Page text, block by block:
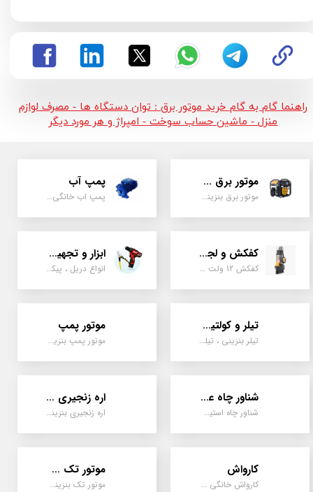
راهنما گام به گام خرید موتور برق : توان دستگاه ها - مصرف لوازم
منزل - ماشین حساب سوخت - امپراژ و هر مورد دیگر
موتور برق و ژنراتور
موتور برق بنزینی، دیزلی ، گازی ، سه گانه سوز
پمپ آب
پمپ اب خانگی، بشقابی ، جتی ، دو پروانه کشاورزی
کفکش و لجن کش
کفکش 12 ولت ، 220 ولت ، یک اینچ به بالا لجن کش کاتردار، لجن کش چدنی
ابزار و تجهیزات
انواع دریل ، پیکور، ابزارالات، سیل مکانیکی، قطعات پمپ
تیلر و کولتیواتور
تیلر بنزینی ، تیلر دیزل، تیلر چهار چرخ، تیلر مزرعه و کشاورزی
موتور پمپ
موتور پمپ بنزینی، دیزلی، نفتی ، یک اینچ به بالا
شناور چاه عمیق
شناور چاه استیل ، تک فاز و سه فاز، یک اینچ به بالا
اره زنجیری / علفتراش
اره زنجیری بنزینی ، علفتراش دو زمانه و چهار زمانه ، دوشی و پشتی
کارواش
کارواش خانگی و صنعتی و نیمه صنعتی
موتور تک سیلندر
موتور تک بنزینی ، دیزلی، کارتینگی ، تیلری